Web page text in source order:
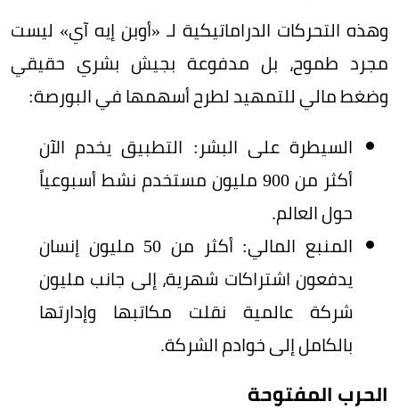
وهذه التحركات الدراماتيكية لـ «أوبن إيه آي» ليست
مجرد طموح، بل مدفوعة بجيش بشري حقيقي
وضغط مالي للتمهيد لطرح أسهمها في البورصة:
السيطرة على البشر: التطبيق يخدم الآن
أكثر من 900 مليون مستخدم نشط أسبوعياً
حول العالم.
المنبع المالي: أكثر من 50 مليون إنسان
يدفعون اشتراكات شهرية، إلى جانب مليون
شركة عالمية نقلت مكاتبها وإدارتها
بالكامل إلى خوادم الشركة.
الحرب المفتوحة